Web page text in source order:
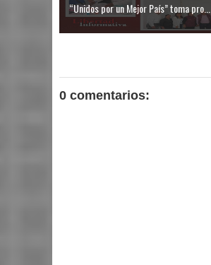
“Unidos por un Mejor País” toma pro...
0 comentarios: